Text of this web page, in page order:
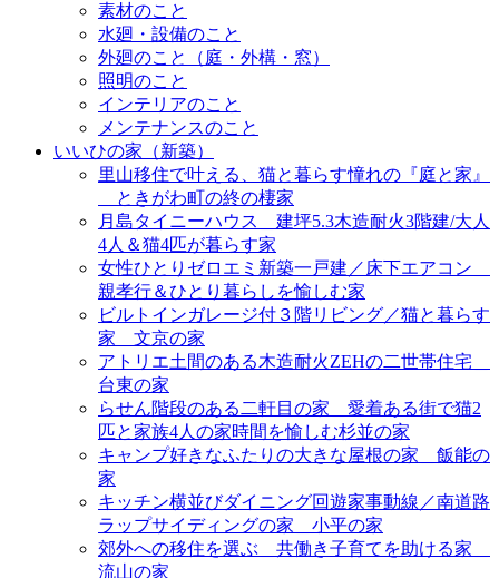
素材のこと
水廻・設備のこと
外廻のこと（庭・外構・窓）
照明のこと
インテリアのこと
メンテナンスのこと
いいひの家（新築）
里山移住で叶える、猫と暮らす憧れの『庭と家』
＿ときがわ町の終の棲家
月島タイニーハウス＿建坪5.3木造耐火3階建/大人
4人＆猫4匹が暮らす家
女性ひとりゼロエミ新築一戸建／床下エアコン＿
親孝行＆ひとり暮らしを愉しむ家
ビルトインガレージ付３階リビング／猫と暮らす
家＿文京の家
アトリエ土間のある木造耐火ZEHの二世帯住宅＿
台東の家
らせん階段のある二軒目の家＿愛着ある街で猫2
匹と家族4人の家時間を愉しむ杉並の家
キャンプ好きなふたりの大きな屋根の家＿飯能の
家
キッチン横並びダイニング回遊家事動線／南道路
ラップサイディングの家＿小平の家
郊外への移住を選ぶ＿共働き子育てを助ける家＿
流山の家